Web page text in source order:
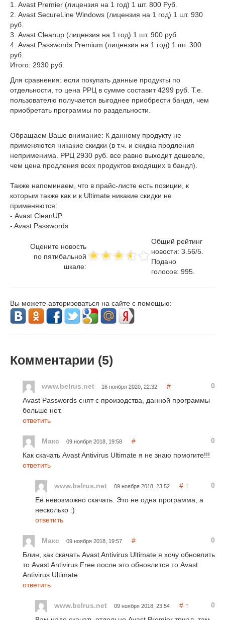
1. Avast Premier (лицензия на 1 год) 1 шт. 800 Руб.
2. Avast SecureLine Windows (лицензия на 1 год) 1 шт. 930
руб.
3. Avast Cleanup (лицензия на 1 год) 1 шт. 900 руб.
4. Avast Passwords Premium (лицензия на 1 год) 1 шт. 300
руб.
Итого: 2930 руб.
Для сравнения: если покупать данные продукты по
отдельности, то цена РРЦ в сумме составит 4299 руб. Т.е.
пользователю получается выгоднее приобрести бандл, чем
приобретать программы по раздельности.
Обращаем Ваше внимание: К данному продукту не
применяются никакие скидки (в т.ч. и скидка продления
неприменима. РРЦ 2930 руб. все равно выходит дешевле,
чем цена продления всех продуктов входящих в бандл).
Также напоминаем, что в прайс-листе есть позиции, к
которым также как и к Ultimate никакие скидки не
применяются:
- Avast CleanUP
- Avast Passwords
Оцените новость
по пятибальной
шкале:
Общий рейтинг
новости: 3.56/5.
Подано
голосов: 995.
Вы можете авторизоваться на сайте с помощью:
Комментарии (5)
www.belrus.net 16 ноября 2020, 22:32 #
0
Avast Passwords снят с произодства, данной программы
больше нет.
ответить
Макс 09 ноября 2018, 19:58 #
0
Как скачать Avast Antivirus Ultimate я не знаю помогите!!!
ответить
www.belrus.net 09 ноября 2018, 23:52 # ↑
0
Её невозможно скачать. Это не одна программа, а
несколько :)
ответить
Макс 09 ноября 2018, 19:57 #
0
Блин, как скачать Avast Antivirus Ultimate я хочу обновлить
то Avast Antivirus Free после это обновлится то Avast
Antivirus Ultimate
ответить
www.belrus.net 09 ноября 2018, 23:54 # ↑
0